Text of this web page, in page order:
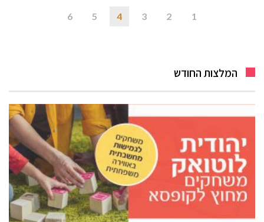
1
2
3
4
5
6
המלצות החודש